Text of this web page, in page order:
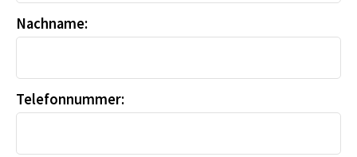
Nachname:
Telefonnummer: